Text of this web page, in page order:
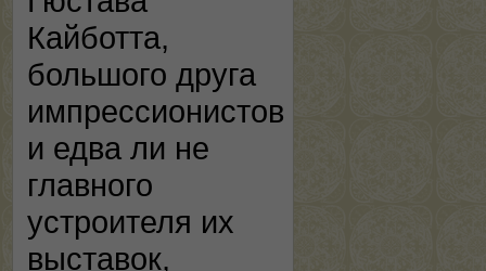
Кайботта,
большого друга
импрессионистов
и едва ли не
главного
устроителя их
выставок,